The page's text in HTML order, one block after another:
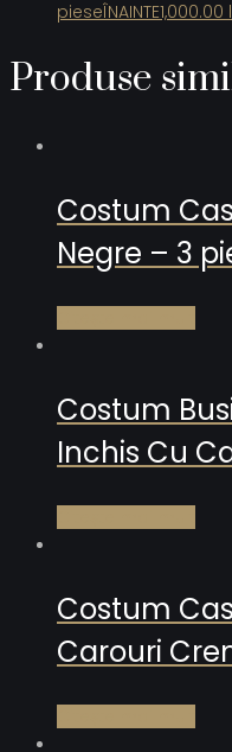
pieseÎNAINTE1,000.00
Produse
Costum
Negre – 3
Costum
Inchis Cu
Costum
Carouri